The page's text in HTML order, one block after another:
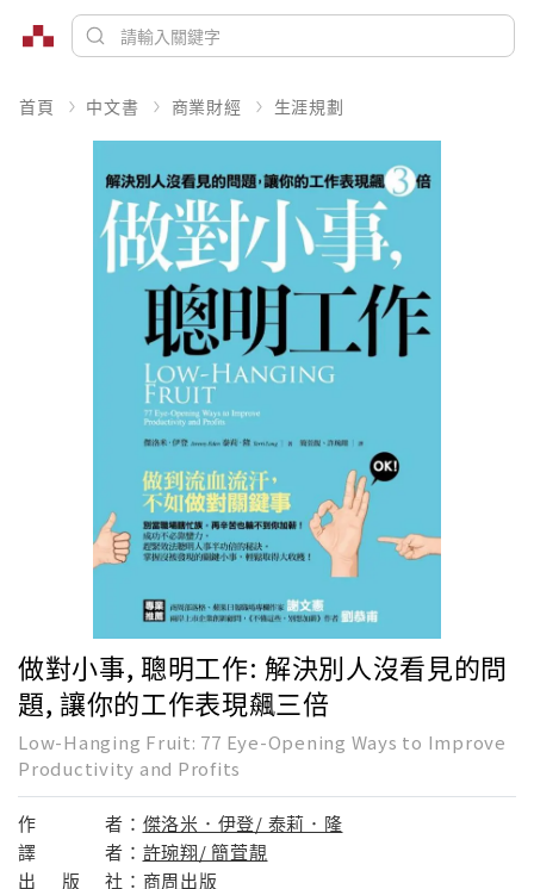
首頁 中文書 商業財經 生涯規劃
做對小事, 聰明工作: 解決別人沒看見的問
題, 讓你的工作表現飆三倍
Low-Hanging Fruit: 77 Eye-Opening Ways to Improve
Productivity and Profits
作 者： 傑洛米．伊登/ 泰莉．隆
譯
者： 許琬翔/ 簡萓靚
出
版 社： 商周出版